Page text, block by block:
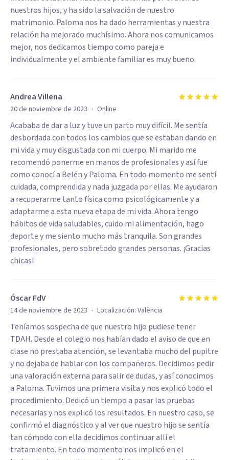
nuestros hijos, y ha sido la salvación de nuestro
matrimonio. Paloma nos ha dado herramientas y nuestra
relación ha mejorado muchísimo. Ahora nos comunicamos
mejor, nos dedicamos tiempo como pareja e
individualmente y el ambiente familiar es muy bueno.
Andrea Villena
20 de noviembre de 2023 · Online
Acababa de dar a luz y tuve un parto muy difícil. Me sentía
desbordada con todos los cambios que se estaban dando en
mi vida y muy disgustada con mi cuerpo. Mi marido me
recomendó ponerme en manos de profesionales y así fue
como conocí a Belén y Paloma. En todo momento me sentí
cuidada, comprendida y nada juzgada por ellas. Me ayudaron
a recuperarme tanto física como psicológicamente y a
adaptarme a esta nueva etapa de mi vida. Ahora tengo
hábitos de vida saludables, cuido mi alimentación, hago
deporte y me siento mucho más tranquila. Son grandes
profesionales, pero sobretodo grandes personas. ¡Gracias
chicas!
Óscar FdV
14 de noviembre de 2023 · Localización: València
Teníamos sospecha de que nuestro hijo pudiese tener
TDAH. Desde el colegio nos habían dado el aviso de que en
clase no prestaba atención, se levantaba mucho del pupitre
y no dejaba de hablar con los compañeros. Decidimos pedir
una valoración externa para salir de dudas, y así conocimos
a Paloma. Tuvimos una primera visita y nos explicó todo el
procedimiento. Dedicó un tiempo a pasar las pruebas
necesarias y nos explicó los resultados. En nuestro caso, se
confirmó el diagnóstico y al ver que nuestro hijo se sentía
tan cómodo con ella decidimos continuar allí el
tratamiento. En todo momento nos implicó en el